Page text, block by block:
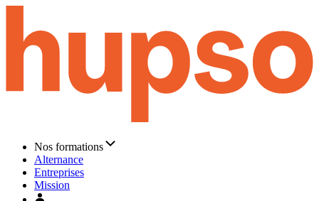
Nos formations
Alternance
Entreprises
Mission